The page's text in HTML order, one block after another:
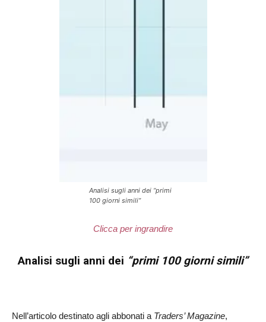
Analisi sugli anni dei “primi
100 giorni simili”
Clicca per ingrandire
Analisi sugli anni dei “primi 100 giorni simili”
Nell’articolo destinato agli abbonati a Traders’ Magazine,